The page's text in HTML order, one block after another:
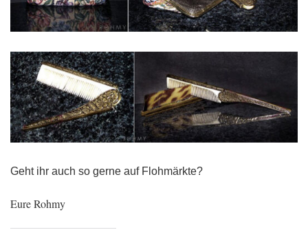
Geht ihr auch so gerne auf Flohmärkte?
Eure Rohmy